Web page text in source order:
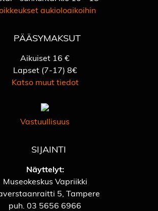
aukioloaikoihin
PÄÄSYMAKSUT
Aikuiset 16 €
Lapset (7-17) 8€
Katso muut tiedot
Vastuullisuus
SIJAINTI
Näyttelyt:
Museokeskus Vapriikki
5, Tampere
puh. 03 5656 6966